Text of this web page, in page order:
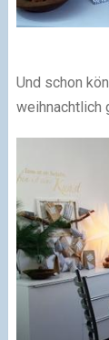
Und schon
weihnachtlich